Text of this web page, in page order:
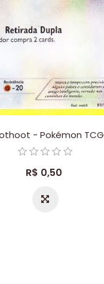
- Pokémon TCG
R$ 0,50